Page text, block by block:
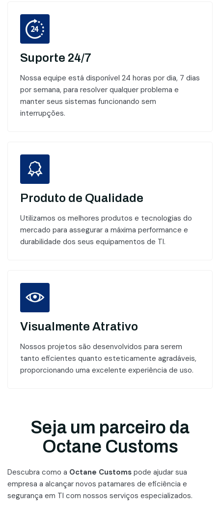
Suporte 24/7
Nossa equipe está disponível 24 horas por dia, 7 dias
por semana, para resolver qualquer problema e
manter seus sistemas funcionando sem
interrupções.
Produto de Qualidade
Utilizamos os melhores produtos e tecnologias do
mercado para assegurar a máxima performance e
durabilidade dos seus equipamentos de TI.
Visualmente Atrativo
Nossos projetos são desenvolvidos para serem
tanto eficientes quanto esteticamente agradáveis,
proporcionando uma excelente experiência de uso.
Seja um parceiro da
Octane Customs
Descubra como a Octane Customs pode ajudar sua
empresa a alcançar novos patamares de eficiência e
segurança em TI com nossos serviços especializados.